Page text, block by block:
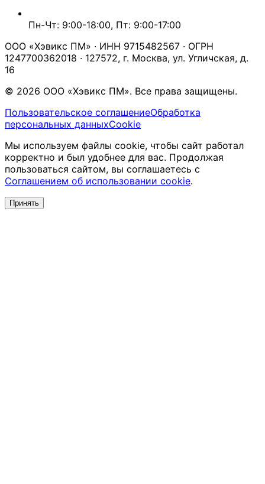
Пн-Чт: 9:00-18:00, Пт: 9:00-17:00
ООО «Хэвикс ПМ» · ИНН 9715482567 · ОГРН
1247700362018 · 127572, г. Москва, ул. Угличская, д.
16
© 2026 ООО «Хэвикс ПМ». Все права защищены.
Пользовательское соглашениеОбработка
персональных данныхCookie
Мы используем файлы cookie, чтобы сайт работал
корректно и был удобнее для вас. Продолжая
пользоваться сайтом, вы соглашаетесь с
Соглашением об использовании cookie.
Принять